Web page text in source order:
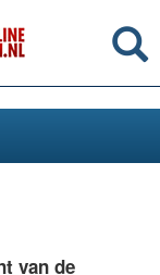
van de